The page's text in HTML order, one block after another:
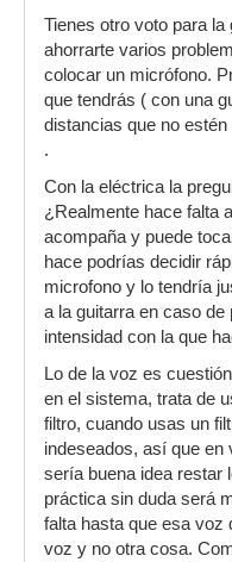
Tienes otro voto para la
ahorrarte varios
colocar un micrófono.
que tendrás ( con una
distancias que no
.
Con la eléctrica la
¿Realmente hace falta
acompaña y puede
hace podrías decidir
microfono y lo tendría
a la guitarra en caso
intensidad con la que
Lo de la voz es
en el sistema, trata de
filtro, cuando usas un
indeseados, así que en
sería buena idea restar
práctica sin duda será
falta hasta que esa voz
voz y no otra cosa.